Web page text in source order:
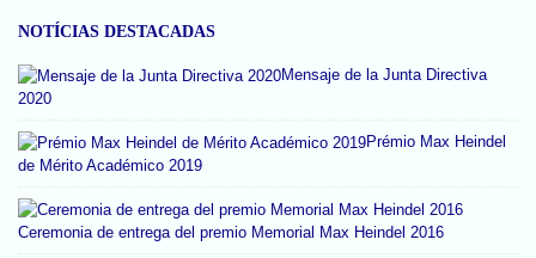
NOTÍCIAS DESTACADAS
Mensaje de la Junta Directiva
2020
Prémio Max Heindel
de Mérito Académico 2019
Ceremonia de entrega del premio Memorial Max Heindel 2016